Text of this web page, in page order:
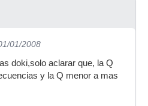
01/2008
doki,solo aclarar que, la Q
y la Q menor a mas